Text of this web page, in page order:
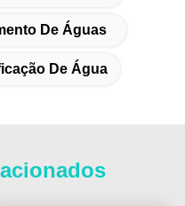
De Águas
De Água